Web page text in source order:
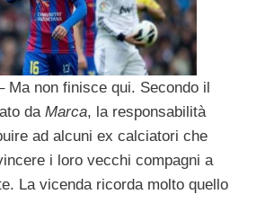
Ma non finisce qui. Secondo il
da Marca, la responsabilità
ad alcuni ex calciatori che
i loro vecchi compagni a
La vicenda ricorda molto quello